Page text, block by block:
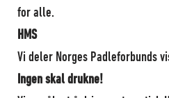
for alle.
HMS
Vi deler Norges Padleforbunds
Ingen skal drukne!